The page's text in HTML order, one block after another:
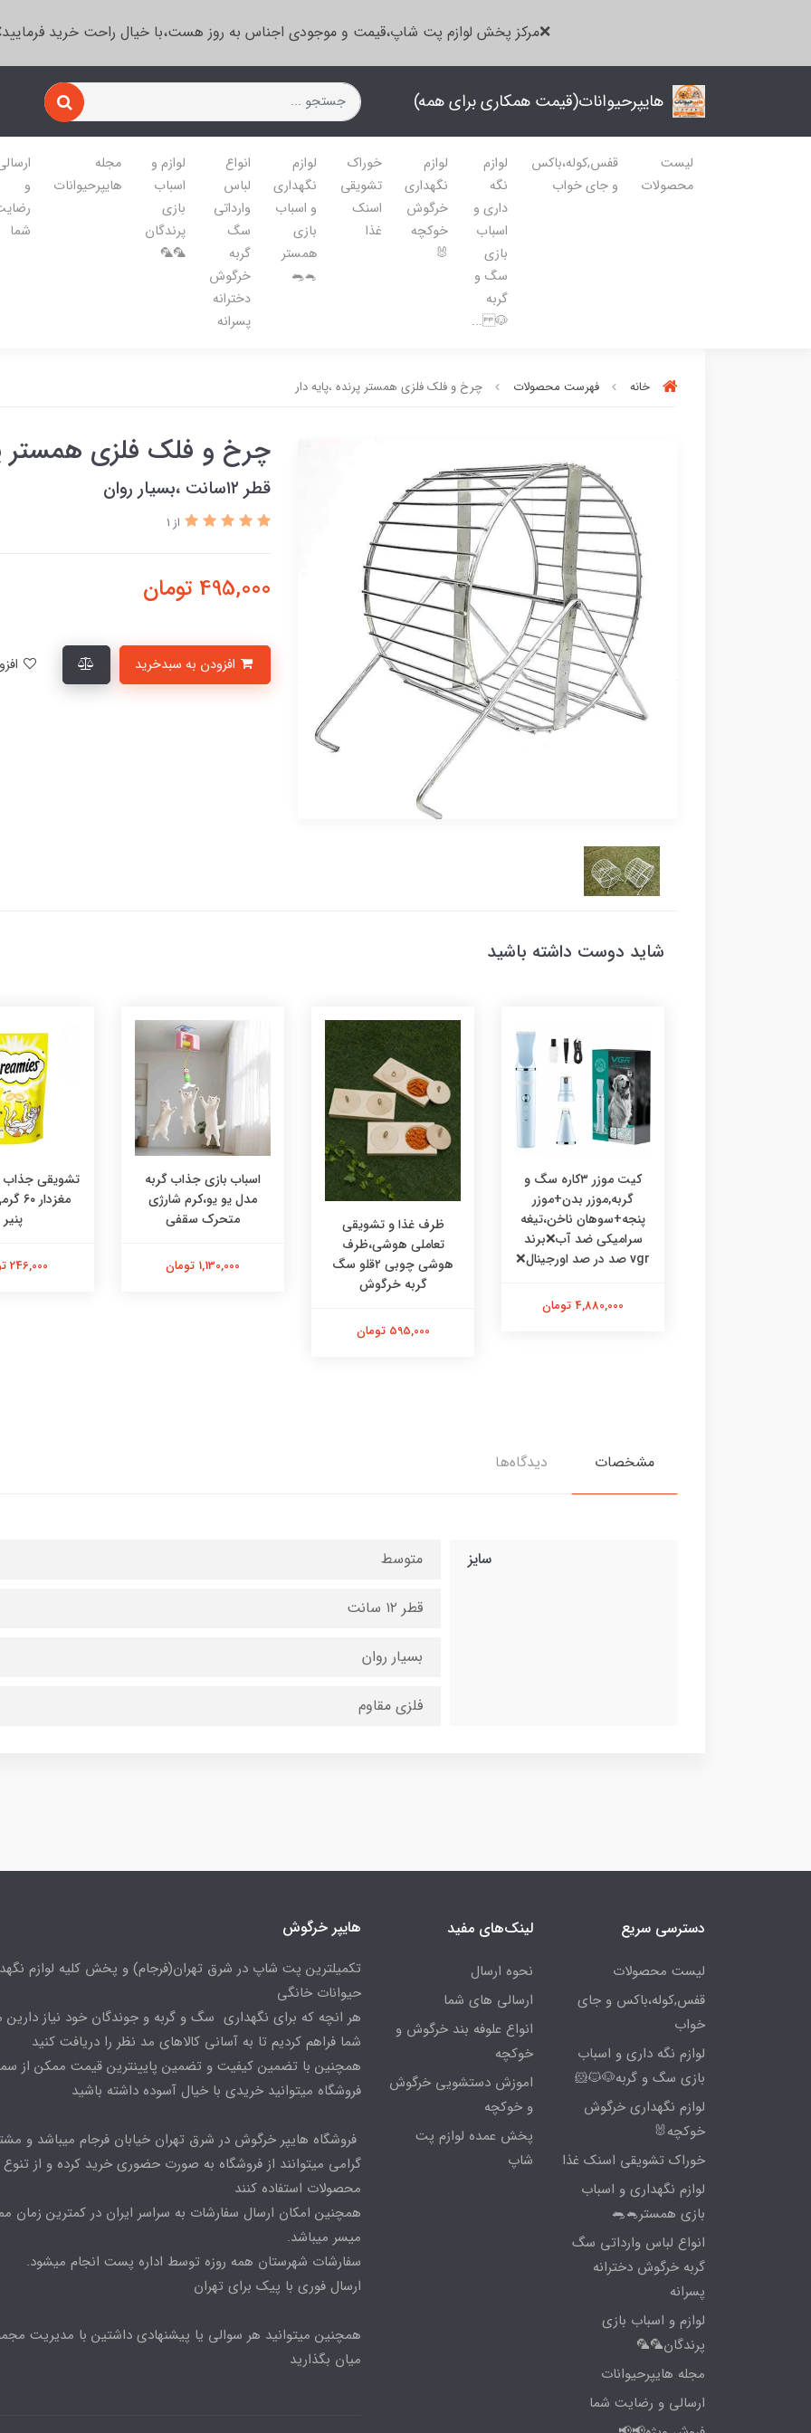
❌مرکز پخش لوازم پت شاپ،قیمت و موجودی اجناس به روز هست،با خیال راحت خرید
هایپرحیوانات(قیمت همکاری برای همه)
لیست
محصولات
قفس,کوله،باکس
و جای خواب
لوازم
نگه
داری و
اسباب
بازی
سگ و
گربه
🐶 ...
لوازم
نگهداری
خرگوش
خوکچه
🐰
خوراک
تشویقی
اسنک
غذا
لوازم
نگهداری
و اسباب
بازی
همستر
🐁🐀
انواع
لباس
وارداتی
سگ
گربه
خرگوش
دخترانه
پسرانه
لوازم و
اسباب
بازی
پرندگان
🦜🦜
مجله
هایپرحیوانات
و
شما
خانه فهرست محصولات چرخ و فلک فلزی همستر پرنده ،پایه دار
چرخ و فلک فلزی همستر
قطر ۱۲سانت ،بسیار روان
از 1
495,000 تومان
شاید دوست داشته باشید
کیت موزر ۳کاره سگ و
گربه,موزر بدن+موزر
پنجه+سوهان ناخن،تیغه
سرامیکی ضد آب❌برند
vgr صد در صد اورجینال❌
4,880,000 تومان
ظرف غذا و تشویقی
تعاملی هوشی،ظرف
هوشی چوبی ۲قلو سگ
گربه خرگوش
595,000 تومان
اسباب بازی جذاب گربه
مدل یو یو،کرم شارژی
متحرک سقفی
1,130,000 تومان
تشویقی جذاب
پنیر
246,000 تومان
مشخصات دیدگاه‌ها
سایز متوسط
قطر ۱۲ سانت
بسیار روان
فلزی مقاوم
دسترسی سریع
لیست محصولات
قفس,کوله،باکس و جای
خواب
لوازم نگه داری و اسباب
بازی سگ و گربه🐶🐱🐹
لوازم نگهداری خرگوش
خوکچه🐰
خوراک تشویقی اسنک غذا
لوازم نگهداری و اسباب
بازی همستر🐁🐀
انواع لباس وارداتی سگ
گربه خرگوش دخترانه
پسرانه
لوازم و اسباب بازی
پرندگان🦜🦜
مجله هایپرحیوانات
ارسالی و رضایت شما
لینک‌های مفید
نحوه ارسال
ارسالی های شما
انواع علوفه بند خرگوش و
خوکچه
اموزش دستشویی خرگوش
و خوکچه
پخش عمده لوازم پت
شاپ
هایپر خرگوش
تکمیلترین پت شاپ در شرق تهران(فرجام) و پخش کلیه لوازم
حیوانات خانگی
هر انچه که برای نگهداری سگ و گربه و جوندگان خود نیاز دارین
شما فراهم کردیم تا به آسانی کالاهای مد نظر را دریافت کنید
همچنین با تضمین کیفیت و تضمین پایینترین قیمت ممکن از
فروشگاه میتوانید خریدی با خیال آسوده داشته باشید
فروشگاه هایپر خرگوش در شرق تهران خیابان فرجام میباشد و
گرامی میتوانند از فروشگاه به صورت حضوری خرید کرده و از تنوع
محصولات استفاده کنند
همچنین امکان ارسال سفارشات به سراسر ایران در کمترین زمان
میسر میباشد.
سفارشات شهرستان همه روزه توسط اداره پست انجام میشود.
ارسال فوری با پیک برای تهران
همچنین میتوانید هر سوالی یا پیشنهادی داشتین با مدیریت
میان بگذارید